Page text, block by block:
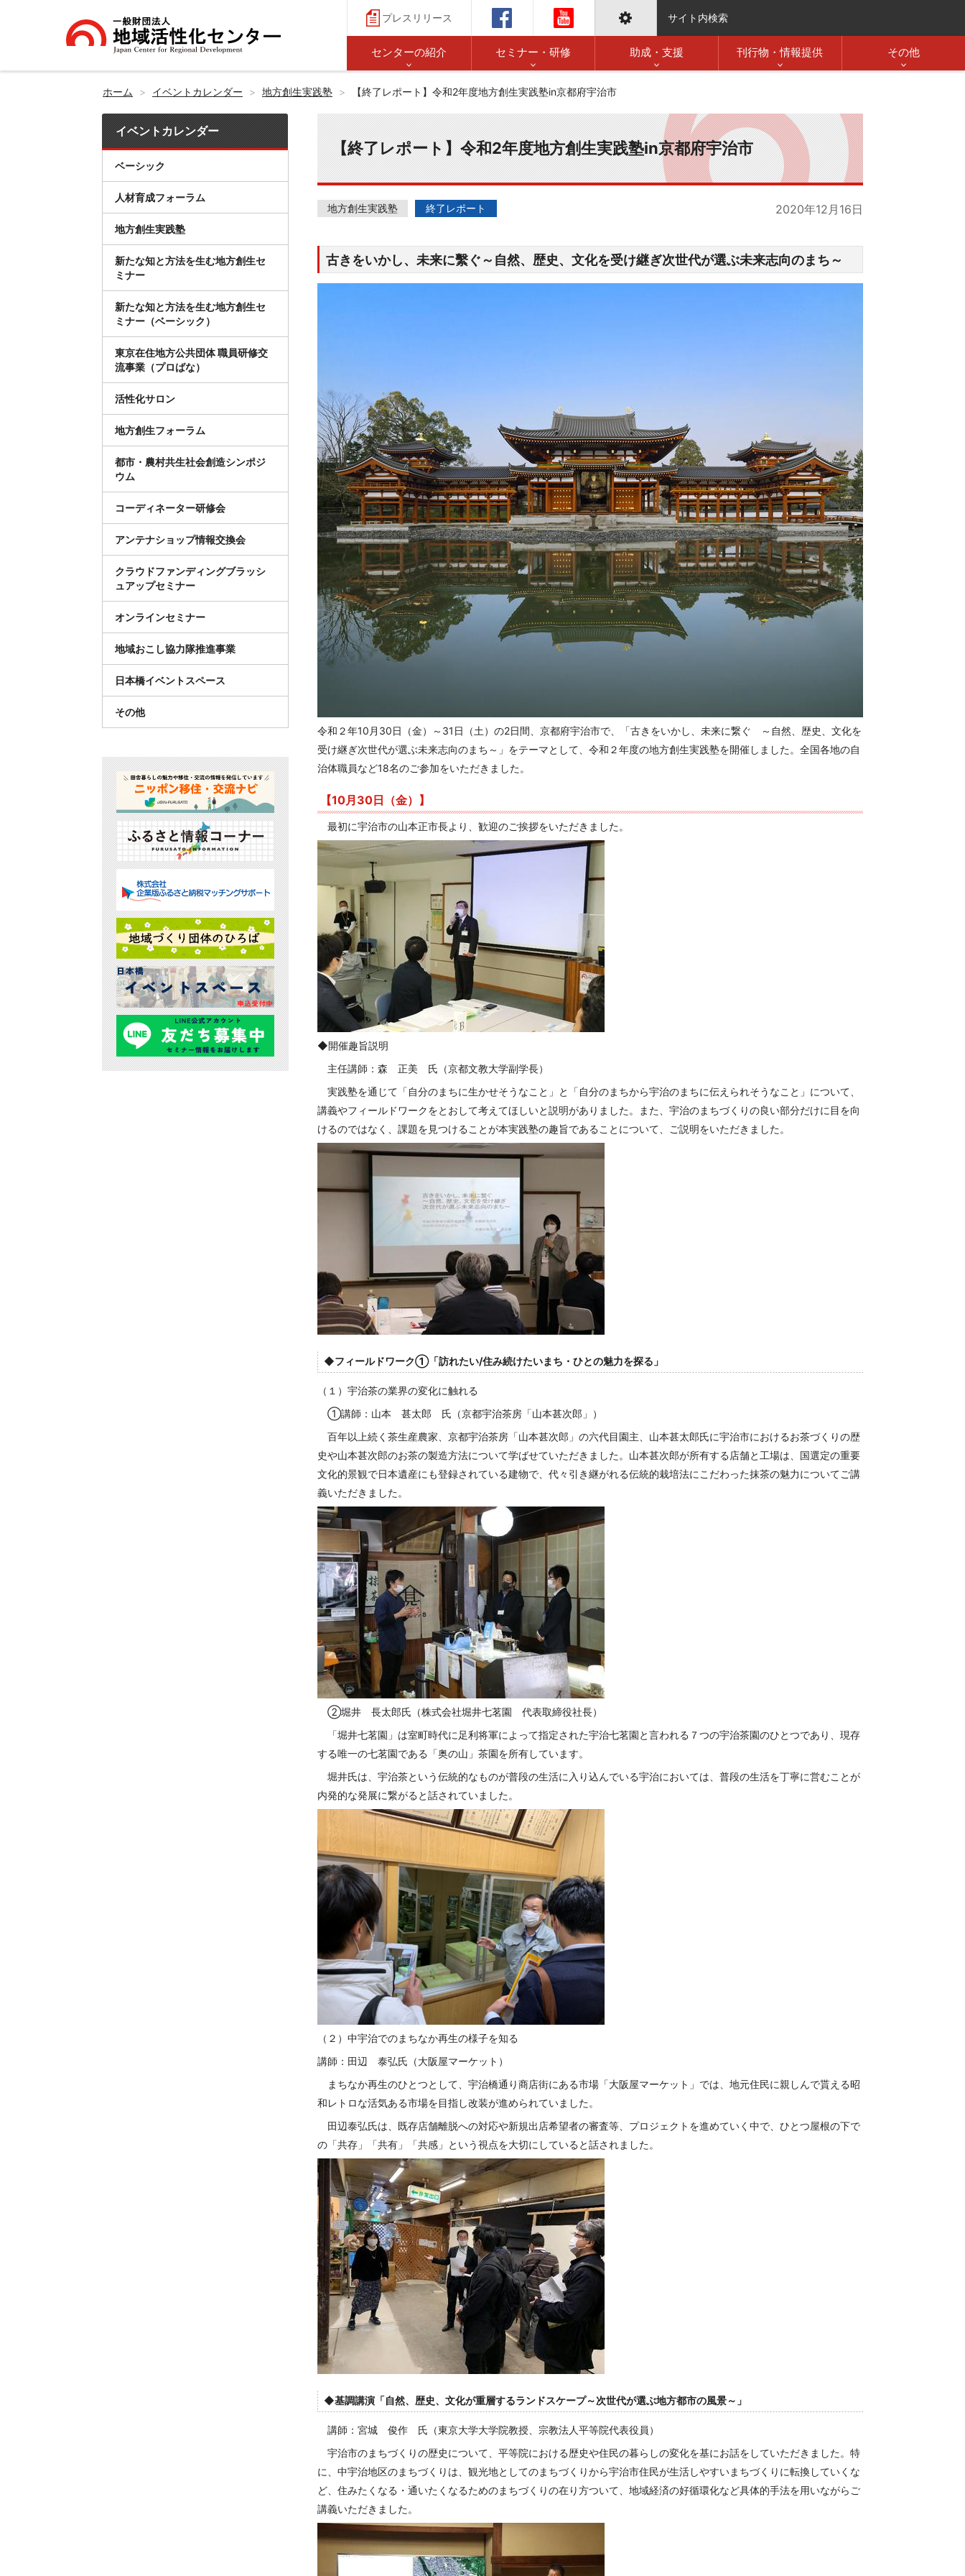
プレスリリース サイト内検索
センターの紹介 セミナー・研修 助成・支援 刊行物・情報提供 その他
ホーム イベントカレンダー 地方創生実践塾 【終了レポート】令和2年度地方創生実践塾in京都府宇治市
【終了レポート】令和2年度地方創生実践塾in京都府宇治市
地方創生実践塾 終了レポート 2020年12月16日
古きをいかし、未来に繫ぐ～自然、歴史、文化を受け継ぎ次世代が選ぶ未来志向のまち～
令和２年10月30日（金）～31日（土）の2日間、京都府宇治市で、「古きをいかし、未来に繋ぐ ～自然、歴史、文化を
受け継ぎ次世代が選ぶ未来志向のまち～」をテーマとして、令和２年度の地方創生実践塾を開催しました。全国各地の自
治体職員など18名のご参加をいただきました。
【10月30日（金）】
最初に宇治市の山本正市長より、歓迎のご挨拶をいただきました。
◆開催趣旨説明
主任講師：森 正美 氏（京都文教大学副学長）
実践塾を通じて「自分のまちに生かせそうなこと」と「自分のまちから宇治のまちに伝えられそうなこと」について、
講義やフィールドワークをとおして考えてほしいと説明がありました。また、宇治のまちづくりの良い部分だけに目を向
けるのではなく、課題を見つけることが本実践塾の趣旨であることについて、ご説明をいただきました。
◆フィールドワーク①「訪れたい/住み続けたいまち・ひとの魅力を探る」
（１）宇治茶の業界の変化に触れる
①講師：山本 甚太郎 氏（京都宇治茶房「山本甚次郎」）
百年以上続く茶生産農家、京都宇治茶房「山本甚次郎」の六代目園主、山本甚太郎氏に宇治市におけるお茶づくりの歴
史や山本甚次郎のお茶の製造方法について学ばせていただきました。山本甚次郎が所有する店舗と工場は、国選定の重要
文化的景観で日本遺産にも登録されている建物で、代々引き継がれる伝統的栽培法にこだわった抹茶の魅力についてご講
義いただきました。
②堀井 長太郎氏（株式会社堀井七茗園 代表取締役社長）
「堀井七茗園」は室町時代に足利将軍によって指定された宇治七茗園と言われる７つの宇治茶園のひとつであり、現存
する唯一の七茗園である「奥の山」茶園を所有しています。
堀井氏は、宇治茶という伝統的なものが普段の生活に入り込んでいる宇治においては、普段の生活を丁寧に営むことが
内発的な発展に繋がると話されていました。
（２）中宇治でのまちなか再生の様子を知る
講師：田辺 泰弘氏（大阪屋マーケット）
まちなか再生のひとつとして、宇治橋通り商店街にある市場「大阪屋マーケット」では、地元住民に親しんで貰える昭
和レトロな活気ある市場を目指し改装が進められていました。
田辺泰弘氏は、既存店舗離脱への対応や新規出店希望者の審査等、プロジェクトを進めていく中で、ひとつ屋根の下で
の「共存」「共有」「共感」という視点を大切にしていると話されました。
◆基調講演「自然、歴史、文化が重層するランドスケープ～次世代が選ぶ地方都市の風景～」
講師：宮城 俊作 氏（東京大学大学院教授、宗教法人平等院代表役員）
宇治市のまちづくりの歴史について、平等院における歴史や住民の暮らしの変化を基にお話をしていただきました。特
に、中宇治地区のまちづくりは、観光地としてのまちづくりから宇治市住民が生活しやすいまちづくりに転換していくな
ど、住みたくなる・通いたくなるためのまちづくりの在り方ついて、地域経済の好循環化など具体的手法を用いながらご
講義いただきました。
イベントカレンダー
ベーシック
人材育成フォーラム
地方創生実践塾
新たな知と方法を生む地方創生セ
ミナー
新たな知と方法を生む地方創生セ
ミナー（ベーシック）
東京在住地方公共団体 職員研修交
流事業（プロばな）
活性化サロン
地方創生フォーラム
都市・農村共生社会創造シンポジ
ウム
コーディネーター研修会
アンテナショップ情報交換会
クラウドファンディングブラッシ
ュアップセミナー
オンラインセミナー
地域おこし協力隊推進事業
日本橋イベントスペース
その他